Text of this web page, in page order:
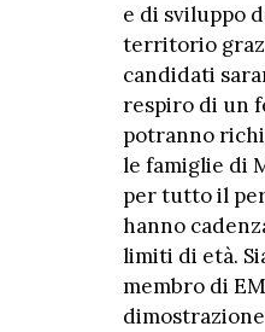
e di sviluppo
territorio
candidati
respiro di un
potranno
le famiglie di
per tutto il
hanno
limiti di età.
membro di